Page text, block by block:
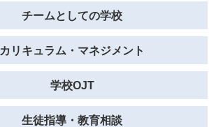
チームとしての学校
カリキュラム・マネジメント
学校OJT
生徒指導・教育相談